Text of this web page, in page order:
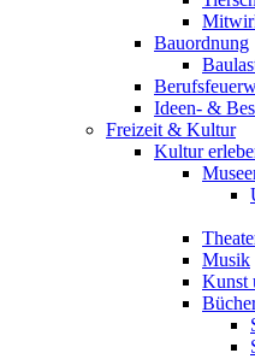
Bauordnung
Ideen- &
Freizeit & Kultur
Kultur
Musik
Kunst